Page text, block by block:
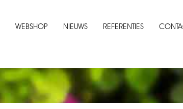
WEBSHOP NIEUWS REFERENTIES